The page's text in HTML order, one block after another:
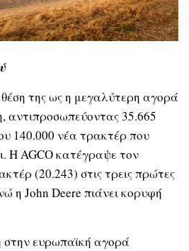
της ως η μεγαλύτερη αγορά
αντιπροσωπεύοντας 35.665
140.000 νέα τρακτέρ που
Η AGCO κατέγραψε τον
(20.243) στις τρεις πρώτες
η John Deere πιάνει κορυφή
στην ευρωπαϊκή αγορά